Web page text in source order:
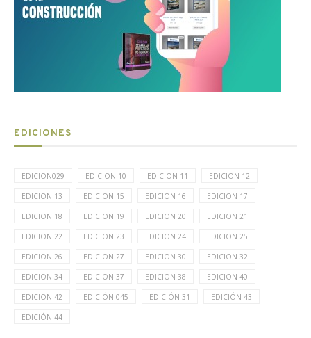
EDICIONES
EDICION029 EDICION 10 EDICION 11 EDICION 12
EDICION 13 EDICION 15 EDICION 16 EDICION 17
EDICION 18 EDICION 19 EDICION 20 EDICION 21
EDICION 22 EDICION 23 EDICION 24 EDICION 25
EDICION 26 EDICION 27 EDICION 30 EDICION 32
EDICION 34 EDICION 37 EDICION 38 EDICION 40
EDICION 42 EDICIÓN 045 EDICIÓN 31 EDICIÓN 43
EDICIÓN 44